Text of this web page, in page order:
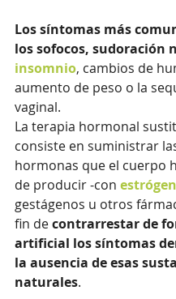
Los síntomas más
los sofocos, sudoración
insomnio, cambios de
aumento de peso o la
vaginal.
La terapia hormonal
consiste en suministrar
hormonas que el cuerpo
de producir -con
gestágenos u otros
fin de contrarrestar de
artificial los síntomas
la ausencia de esas
naturales.